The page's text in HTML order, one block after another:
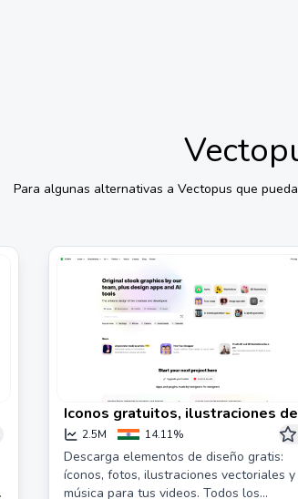
Para algunas alternativas a Vectopus que
Iconos gratuitos, ilustraciones de
clipart, fotos y música
2.5M 14.11%
Descarga elementos de diseño gratis:
íconos, fotos, ilustraciones vectoriales y
música para tus videos. Todos los